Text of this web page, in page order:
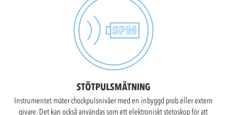
STÖTPULSMÄTNING
Instrumentet mäter chockpulsnivåer med en inbyggd prob eller extern
givare. Det kan också användas som ett elektroniskt stetoskop för att